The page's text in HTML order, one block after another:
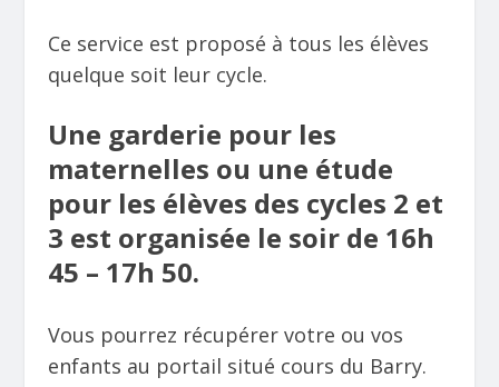
Ce service est proposé à tous les élèves
quelque soit leur cycle.
Une garderie pour les
maternelles ou une étude
pour les élèves des cycles 2 et
3 est organisée le soir de 16h
45 – 17h 50.
Vous pourrez récupérer votre ou vos
enfants au portail situé cours du Barry.